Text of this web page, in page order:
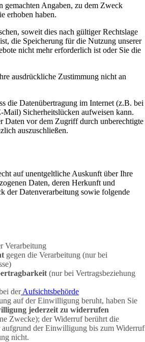
gemachten Angaben, zu dem Zweck
erhoben haben.
soweit dies nach gültiger Rechtslage
die Speicherung für die Nutzung unserer
nicht mehr erforderlich ist oder Sie die
ausdrückliche Zustimmung nicht an
die Datenübertragung im Internet (z.B. bei
Sicherheitslücken aufweisen kann.
Daten vor dem Zugriff durch unberechtigte
auszuschließen.
auf unentgeltliche Auskunft über Ihre
Daten, deren Herkunft und
der Datenverarbeitung sowie folgende
Verarbeitung
gegen die Verarbeitung (nur bei
(nur bei Vertragsbeziehung
der Aufsichtsbehörde
auf der Einwilligung beruht, haben Sie
jederzeit zu widerrufen
Zwecke); der Widerruf berührt die
aufgrund der Einwilligung bis zum Widerruf
nicht.